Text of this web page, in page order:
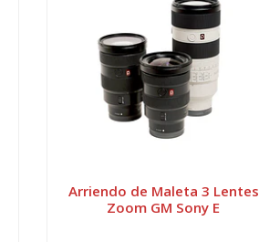
Arriendo de Maleta 3 Lentes
Zoom GM Sony E